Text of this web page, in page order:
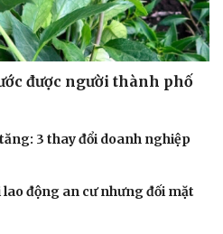
được người thành phố
3 thay đổi doanh nghiệp
động an cư nhưng đối mặt